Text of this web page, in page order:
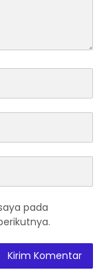
pada